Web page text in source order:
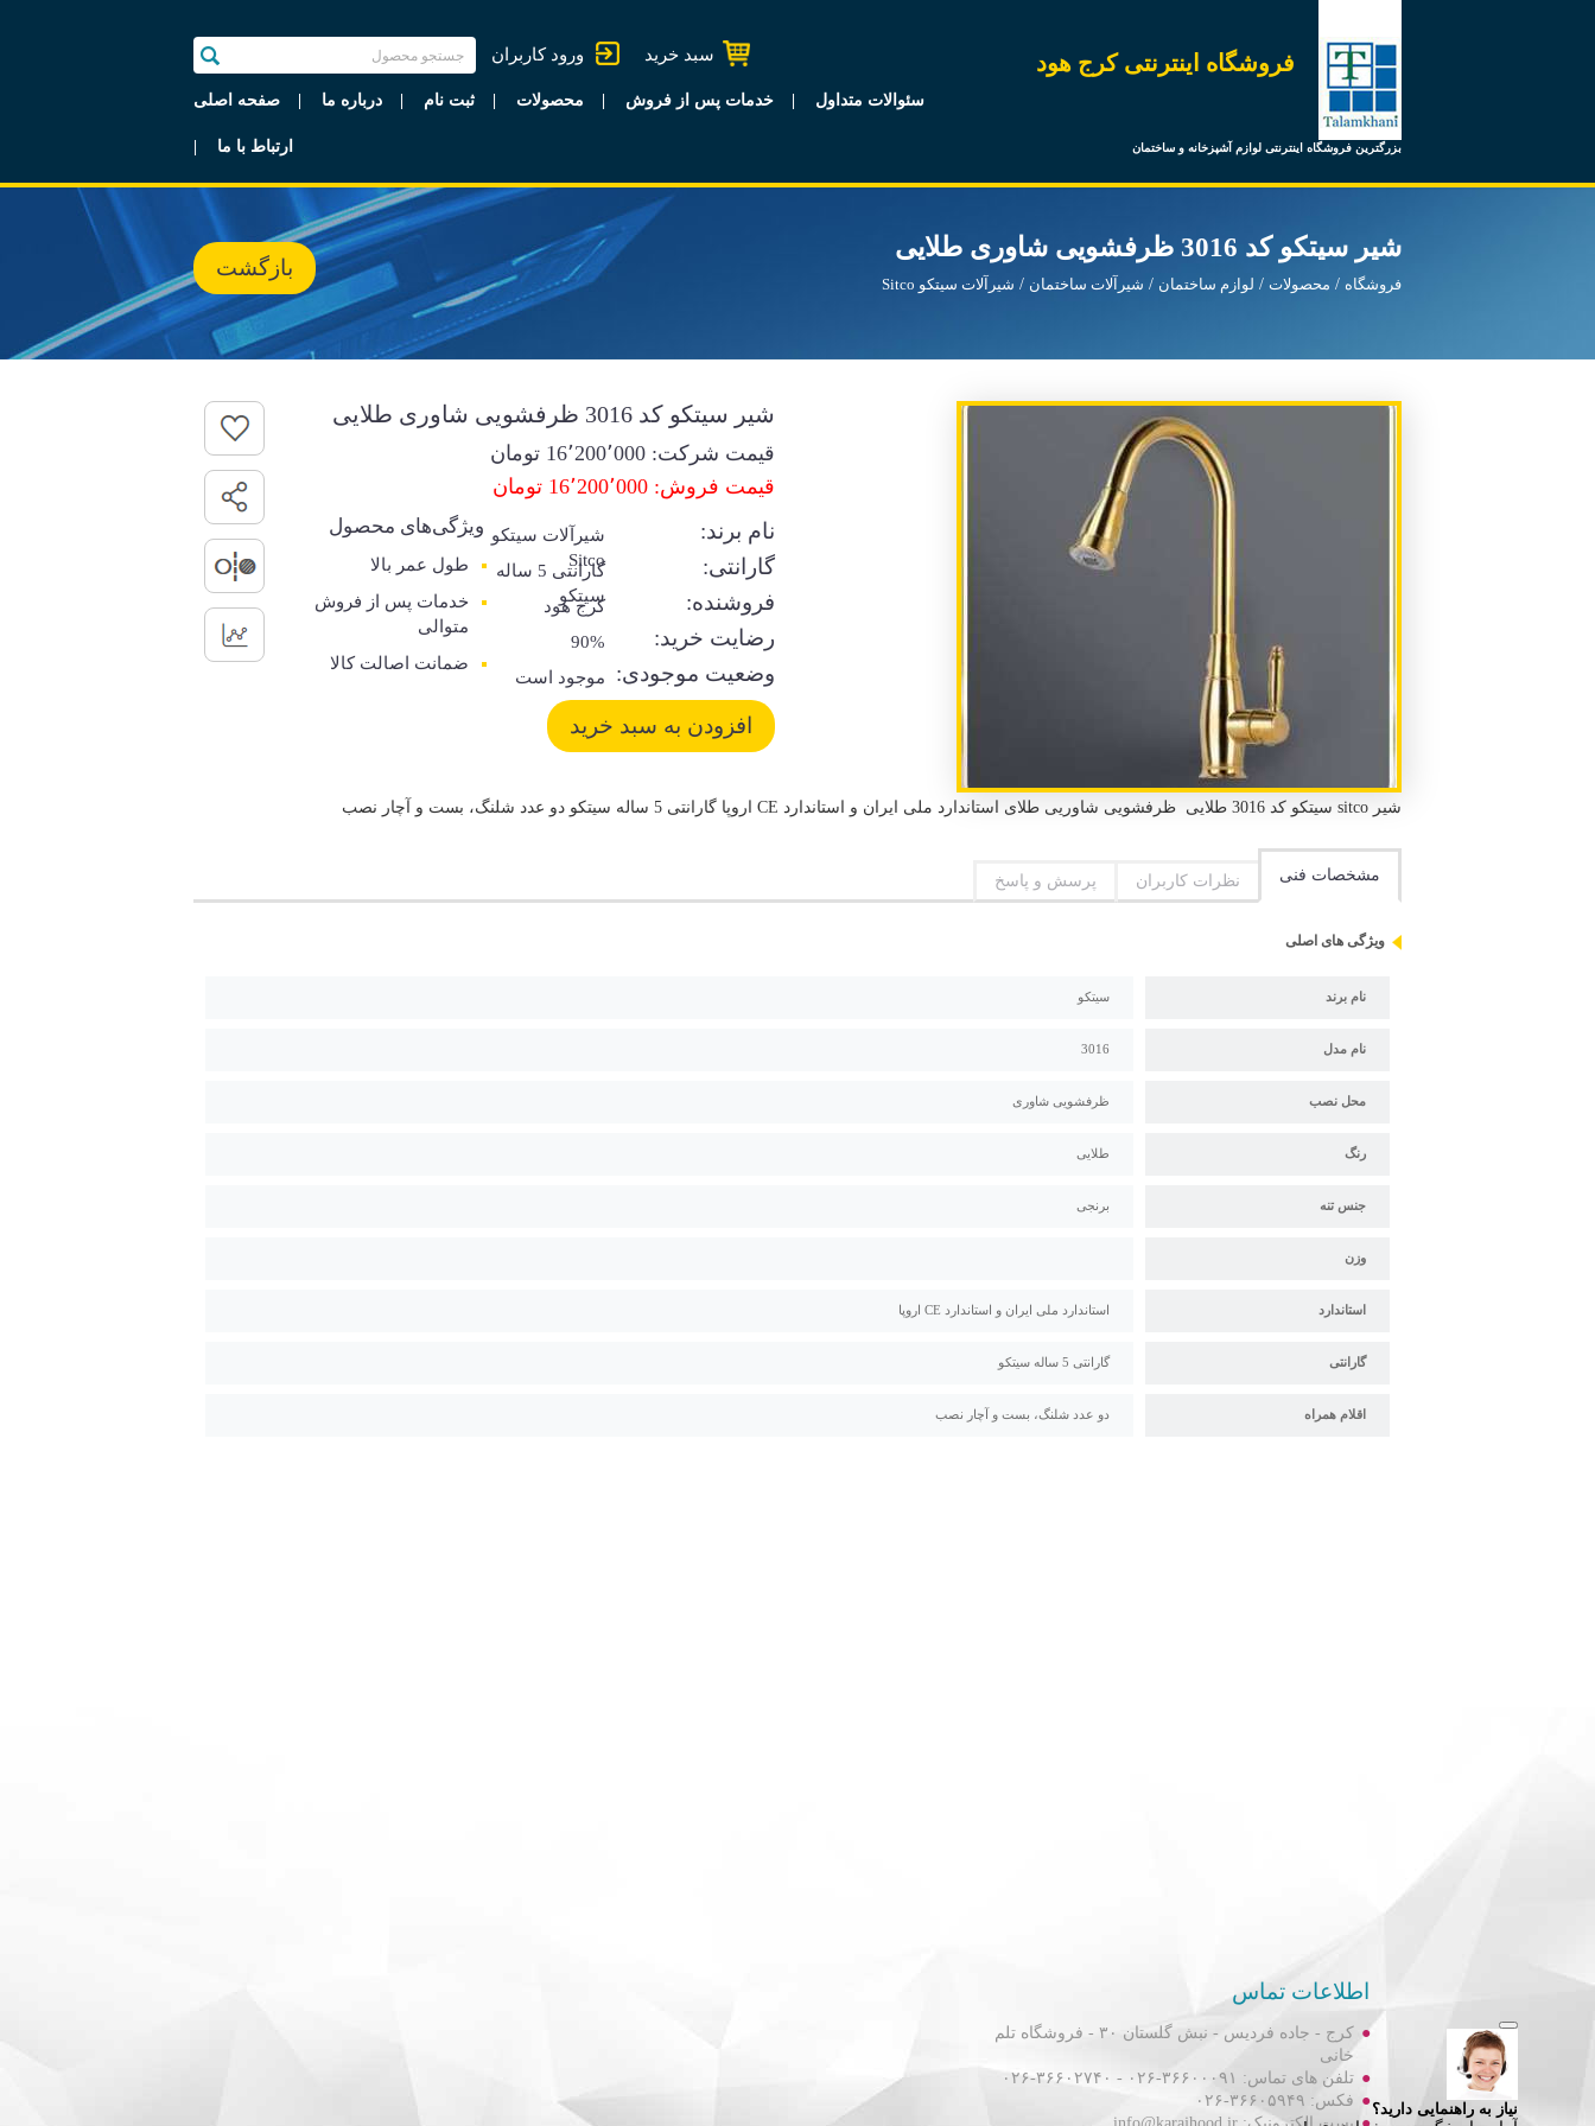
فروشگاه اینترنتی کرج هود
بزرگترین فروشگاه اینترنتی لوازم آشپزخانه و ساختمان
ورود کاربران سبد خرید
صفحه اصلی درباره ما ثبت نام محصولات خدمات پس از فروش سئوالات متداول
ارتباط با ما
شیر سیتکو کد 3016 ظرفشویی شاوری طلایی
فروشگاه محصولات لوازم ساختمان شیرآلات ساختمان شیرآلات سیتکو Sitco
بازگشت
شیر سیتکو کد 3016 ظرفشویی شاوری طلایی
قیمت شرکت: 16٬200٬000 تومان
قیمت فروش: 16٬200٬000 تومان
نام برند:
شیرآلات سیتکو
Sitco
گارانتی:
گارانتی 5 ساله
سیتکو
فروشنده: کرج هود
رضایت خرید: 90%
وضعیت موجودی: موجود است
ویژگی‌های محصول
طول عمر بالا
خدمات پس از فروش
متوالی
ضمانت اصالت کالا
شیر sitco سیتکو کد 3016 طلایی ظرفشویی شاوریی طلای استاندارد ملی ایران و استاندارد CE اروپا گارانتی 5 ساله سیتکو دو عدد شلنگ، بست و آچار نصب
مشخصات فنی نظرات کاربران پرسش و پاسخ
ویژگی های اصلی
نام برند سیتکو
نام مدل 3016
محل نصب ظرفشویی شاوری
رنگ طلایی
جنس تنه برنجی
وزن
استاندارد استاندارد ملی ایران و استاندارد CE اروپا
گارانتی گارانتی 5 ساله سیتکو
اقلام همراه دو عدد شلنگ، بست و آچار نصب
اطلاعات تماس
کرج - جاده فردیس - نبش گلستان ۳۰ - فروشگاه تلم
خانی
تلفن های تماس: ۳۶۶۰۰۰۹۱-۰۲۶ - ۳۶۶۰۲۷۴۰-۰۲۶
فکس: ۳۶۶۰۵۹۴۹-۰۲۶